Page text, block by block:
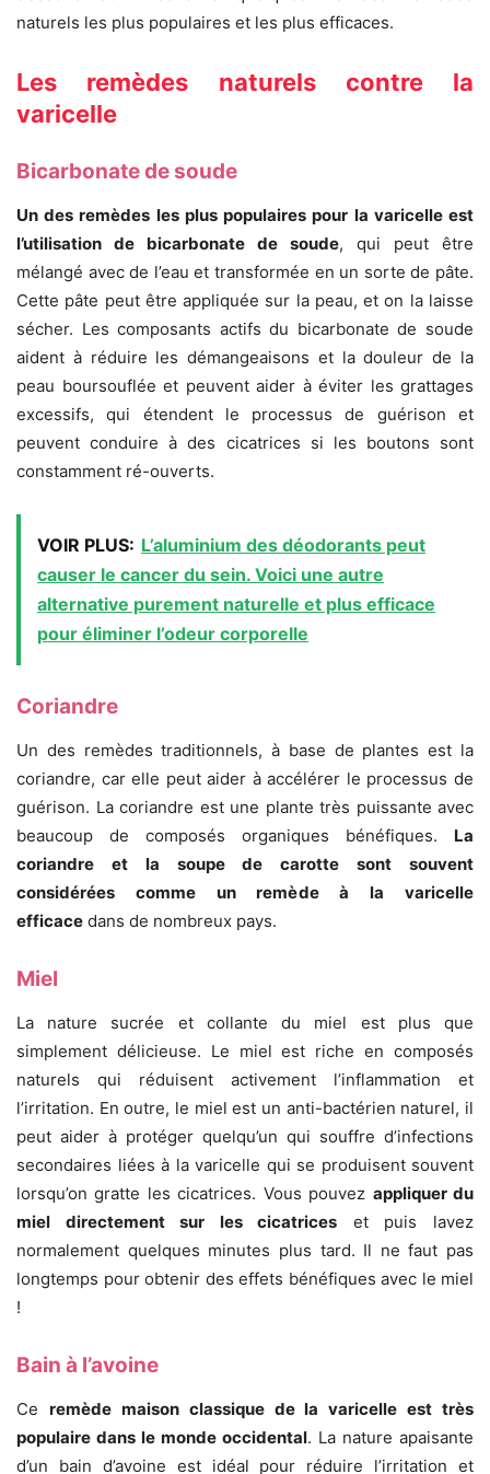
naturels les plus populaires et les plus efficaces.
Les remèdes naturels contre la
varicelle
Bicarbonate de soude
Un des remèdes les plus populaires pour la varicelle est
l’utilisation de bicarbonate de soude, qui peut être
mélangé avec de l’eau et transformée en un sorte de pâte.
Cette pâte peut être appliquée sur la peau, et on la laisse
sécher. Les composants actifs du bicarbonate de soude
aident à réduire les démangeaisons et la douleur de la
peau boursouflée et peuvent aider à éviter les grattages
excessifs, qui étendent le processus de guérison et
peuvent conduire à des cicatrices si les boutons sont
constamment ré-ouverts.
VOIR PLUS: L’aluminium des déodorants peut
causer le cancer du sein. Voici une autre
alternative purement naturelle et plus efficace
pour éliminer l’odeur corporelle
Coriandre
Un des remèdes traditionnels, à base de plantes est la
coriandre, car elle peut aider à accélérer le processus de
guérison. La coriandre est une plante très puissante avec
beaucoup de composés organiques bénéfiques. La
coriandre et la soupe de carotte sont souvent
considérées comme un remède à la varicelle
efficace dans de nombreux pays.
Miel
La nature sucrée et collante du miel est plus que
simplement délicieuse. Le miel est riche en composés
naturels qui réduisent activement l’inflammation et
l’irritation. En outre, le miel est un anti-bactérien naturel, il
peut aider à protéger quelqu’un qui souffre d’infections
secondaires liées à la varicelle qui se produisent souvent
lorsqu’on gratte les cicatrices. Vous pouvez appliquer du
miel directement sur les cicatrices et puis lavez
normalement quelques minutes plus tard. Il ne faut pas
longtemps pour obtenir des effets bénéfiques avec le miel
!
Bain à l’avoine
Ce remède maison classique de la varicelle est très
populaire dans le monde occidental. La nature apaisante
d’un bain d’avoine est idéal pour réduire l’irritation et